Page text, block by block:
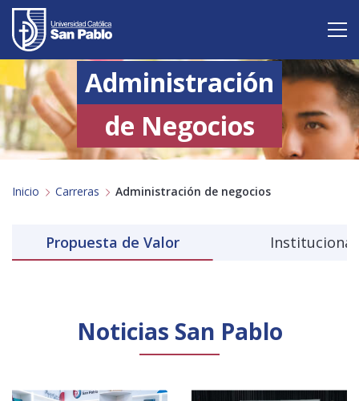
Vive San Pablo
Admisión
Carreras
Postgrado
Español
Administración
de Negocios
Inicio Carreras Administración de negocios
Propuesta de Valor Institucional
Noticias San Pablo